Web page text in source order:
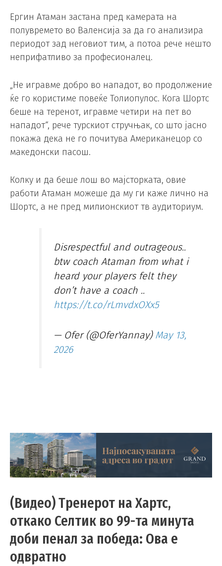
Ергин Атаман застана пред камерата на
полувремето во Валенсија за да го анализира
периодот зад неговиот тим, а потоа рече нешто
неприфатливо за професионалец.
„Не игравме добро во нападот, во продолжение
ќе го користиме повеќе Толиопулос. Кога Шортс
беше на теренот, игравме четири на пет во
нападот“, рече турскиот стручњак, со што јасно
покажа дека не го почитува Американецор со
македонски пасош.
Колку и да беше лош во мајсторката, овие
работи Атаман можеше да му ги каже лично на
Шортс, а не пред милионскиот тв аудиториум.
Disrespectful and outrageous..
btw coach Ataman from what i
heard your players felt they
don’t have a coach ..
https://t.co/rLmvdxOXx5
— Ofer (@OferYannay) May 13,
2026
(Видео) Тренерот на Хартс,
откако Селтик во 99-та минута
доби пенал за победа: Ова е
одвратно